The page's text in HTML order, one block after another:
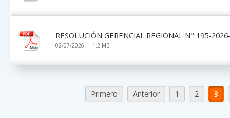
RESOLUCIÓN GERENCIAL REGIONAL N° 195-
02/07/2026 — 1.2 MB
Primero Anterior 1 2 3